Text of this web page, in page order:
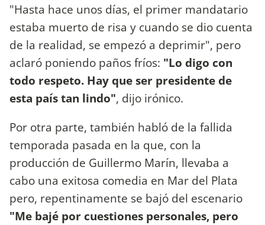
"Hasta hace unos días, el primer mandatario
estaba muerto de risa y cuando se dio cuenta
de la realidad, se empezó a deprimir", pero
aclaró poniendo paños fríos: "Lo digo con
todo respeto. Hay que ser presidente de
esta país tan lindo", dijo irónico.
Por otra parte, también habló de la fallida
temporada pasada en la que, con la
producción de Guillermo Marín, llevaba a
cabo una exitosa comedia en Mar del Plata
pero, repentinamente se bajó del escenario
"Me bajé por cuestiones personales, pero